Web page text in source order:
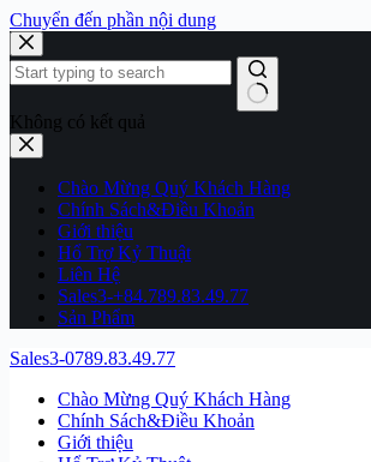
Chuyển đến phần nội dung
Không có kết quả
Chào Mừng Quý Khách Hàng
Chính Sách&Điều Khoản
Giới thiệu
Hổ Trợ Kỷ Thuật
Liên Hệ
Sales3-+84.789.83.49.77
Sản Phẩm
Sales3-0789.83.49.77
Chào Mừng Quý Khách Hàng
Chính Sách&Điều Khoản
Giới thiệu